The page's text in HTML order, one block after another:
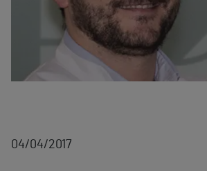
04/04/2017